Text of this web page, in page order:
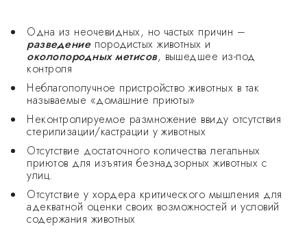
Одна из неочевидных, но частых причин –
разведение породистых животных и
околопородных метисов, вышедшее из-под
контроля
Неблагополучное пристройство животных в так
называемые «домашние приюты»
Неконтролируемое размножение ввиду отсутствия
стерилизации/кастрации у животных
Отсутствие достаточного количества легальных
приютов для изъятия безнадзорных животных с
улиц.
Отсутствие у хордера критического мышления для
адекватной оценки своих возможностей и условий
содержания животных